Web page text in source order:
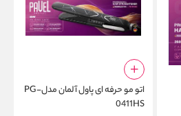
اتو مو حرفه ای پاول آلمان مدلPG-
0411HS